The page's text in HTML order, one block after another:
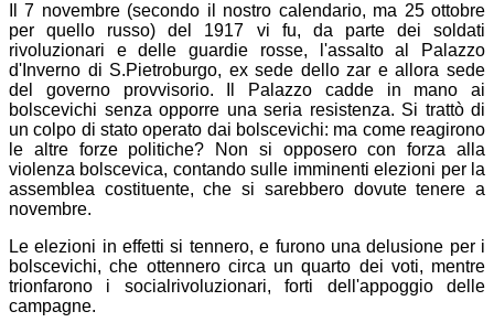
Il 7 novembre (secondo il nostro calendario, ma 25 ottobre
per quello russo) del 1917 vi fu, da parte dei soldati
rivoluzionari e delle guardie rosse, l'assalto al Palazzo
d'Inverno di S.Pietroburgo, ex sede dello zar e allora sede
del governo provvisorio. Il Palazzo cadde in mano ai
bolscevichi senza opporre una seria resistenza. Si trattò di
un colpo di stato operato dai bolscevichi: ma come reagirono
le altre forze politiche? Non si opposero con forza alla
violenza bolscevica, contando sulle imminenti elezioni per la
assemblea costituente, che si sarebbero dovute tenere a
novembre.
Le elezioni in effetti si tennero, e furono una delusione per i
bolscevichi, che ottennero circa un quarto dei voti, mentre
trionfarono i socialrivoluzionari, forti dell'appoggio delle
campagne.